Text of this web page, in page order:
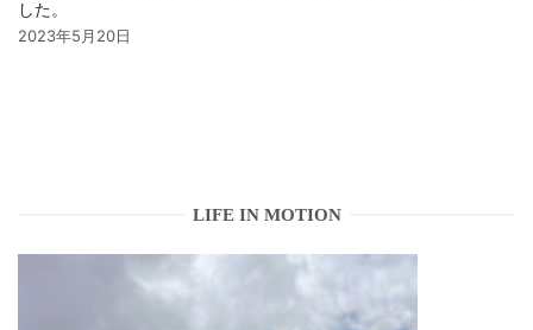
した。
2023年5月20日
LIFE IN MOTION